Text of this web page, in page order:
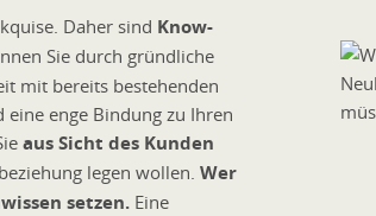
Daher sind Know-
Sie durch gründliche
mit bereits bestehenden
enge Bindung zu Ihren
aus Sicht des Kunden
legen wollen. Wer
setzen. Eine